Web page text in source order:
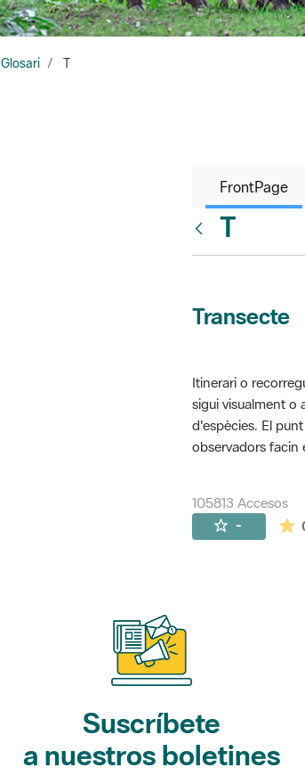
Glosari T
FrontPage
T
Transecte
Itinerari o
sigui visualment o
d'espècies. El
observadors facin
105813 Accesos
-
Suscríbete
a nuestros boletines